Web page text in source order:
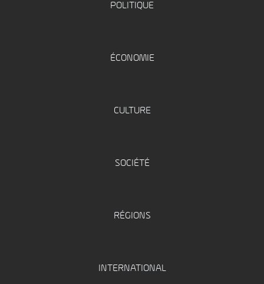
POLITIQUE
ÉCONOMIE
CULTURE
SOCIÉTÉ
RÉGIONS
INTERNATIONAL